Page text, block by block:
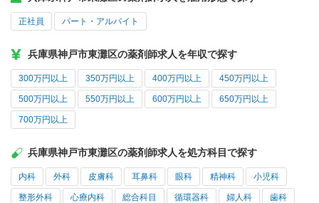
正社員 パート・アルバイト
兵庫県神戸市東灘区の薬剤師求人を年収で探す
300万円以上 350万円以上 400万円以上 450万円以上
500万円以上 550万円以上 600万円以上 650万円以上
700万円以上
兵庫県神戸市東灘区の薬剤師求人を処方科目で探す
内科 外科 皮膚科 耳鼻科 眼科 精神科 小児科
整形外科 心療内科 総合科目 循環器科 婦人科 歯科